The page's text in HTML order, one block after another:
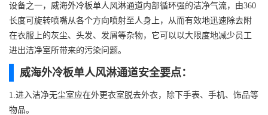
设备之一，威海外冷板单人风淋通道内部循环强的洁净气流，由360
长度可旋转喷嘴从各个方向喷射至人身上，从而有效地迅速除去附
在衣服上的灰尘、头发、发屑等杂物，它可以以大限度地减少员工
进出洁净室所带来的污染问题。
威海外冷板单人风淋通道安全要点：
1.进入洁净无尘室应在外更衣室脱去外衣，除下手表、手机、饰品等
物品。